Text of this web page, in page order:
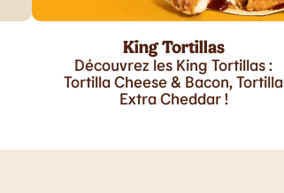
King Tortillas
Découvrez les King Tortillas :
Tortilla Cheese & Bacon, Tortilla
Extra Cheddar !